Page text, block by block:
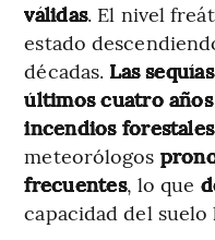
válidas. El nivel
estado
décadas. Las
últimos cuatro
incendios
meteorólogos
frecuentes, lo que
capacidad del